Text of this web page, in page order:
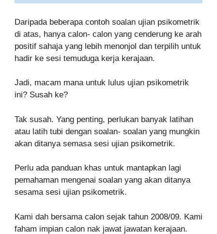
Daripada beberapa contoh soalan ujian psikometrik
di atas, hanya calon- calon yang cenderung ke arah
positif sahaja yang lebih menonjol dan terpilih untuk
hadir ke sesi temuduga kerja kerajaan.
Jadi, macam mana untuk lulus ujian psikometrik
ini? Susah ke?
Tak susah. Yang penting, perlukan banyak latihan
atau latih tubi dengan soalan- soalan yang mungkin
akan ditanya semasa sesi ujian psikometrik.
Perlu ada panduan khas untuk mantapkan lagi
pemahaman mengenai soalan yang akan ditanya
sesama sesi ujian psikometrik.
Kami dah bersama calon sejak tahun 2008/09. Kami
faham impian calon nak jawat jawatan kerajaan.